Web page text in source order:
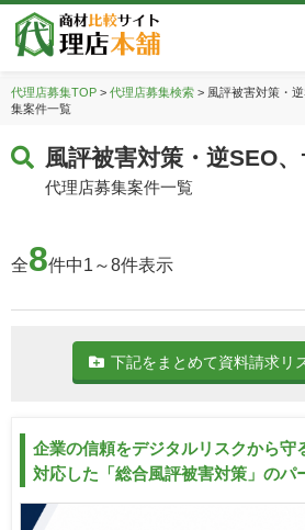
代理店募集TOP> 代理店募集検索> 風評被害対策・
集案件一覧
風評被害対策・逆SEO
代理店募集案件一覧
全8件中1～8件表示
下記をまとめて資料請求リ
企業の信頼をデジタルリスクから守
対応した「総合風評被害対策」のパ